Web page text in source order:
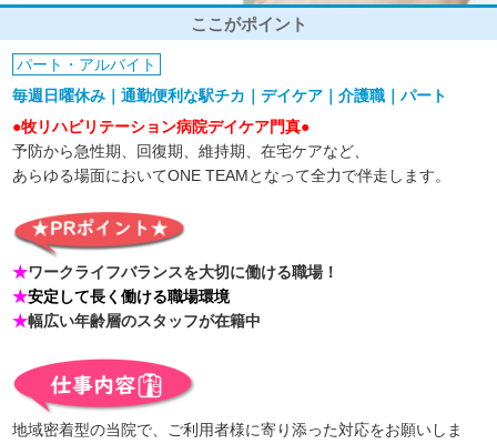
ここがポイント
パート・アルバイト
毎週日曜休み｜通勤便利な駅チカ｜デイケア｜介護職｜パート
●牧リハビリテーション病院デイケア門真●
予防から急性期、回復期、維持期、在宅ケアなど、
あらゆる場面においてONE TEAMとなって全力で伴走します。
★ワークライフバランスを大切に働ける職場！
★安定して長く働ける職場環境
★幅広い年齢層のスタッフが在籍中
地域密着型の当院で、ご利用者様に寄り添った対応をお願いしま